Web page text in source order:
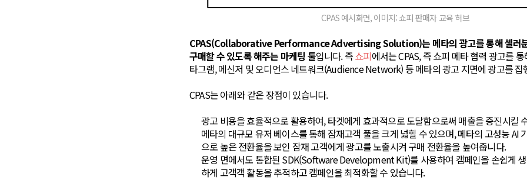
CPAS 예시화면, 이미지: 쇼피 판매자 교육 허브
CPAS(Collaborative Performance Advertising Solution)는 메타의 광고를 통해 셀러
구매할 수 있도록 해주는 마케팅 툴입니다. 즉쇼피에서는 CPAS, 즉 쇼피 메타 협력 광고를
타그램, 메신저 및 오디언스 네트워크(Audience Network) 등 메타의 광고 지면에 광고를 집
CPAS는 아래와 같은 장점이 있습니다.
광고 비용을 효율적으로 활용하여, 타겟에게 효과적으로 도달함으로써 매출을 증진시킬
메타의 대규모 유저 베이스를 통해 잠재고객 풀을 크게 넓힐 수 있으며, 메타의 고성능 AI
으로 높은 전환율을 보인 잠재 고객에게 광고를 노출시켜 구매 전환율을 높여줍니다.
운영 면에서도 통합된 SDK(Software Development Kit)를 사용하여 캠페인을 손쉽게
하게 고객객 활동을 추적하고 캠페인을 최적화할 수 있습니다.